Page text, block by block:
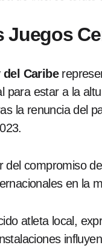
Juegos
Caribe
para estar a la
la renuncia del
compromiso
en la
atleta local,